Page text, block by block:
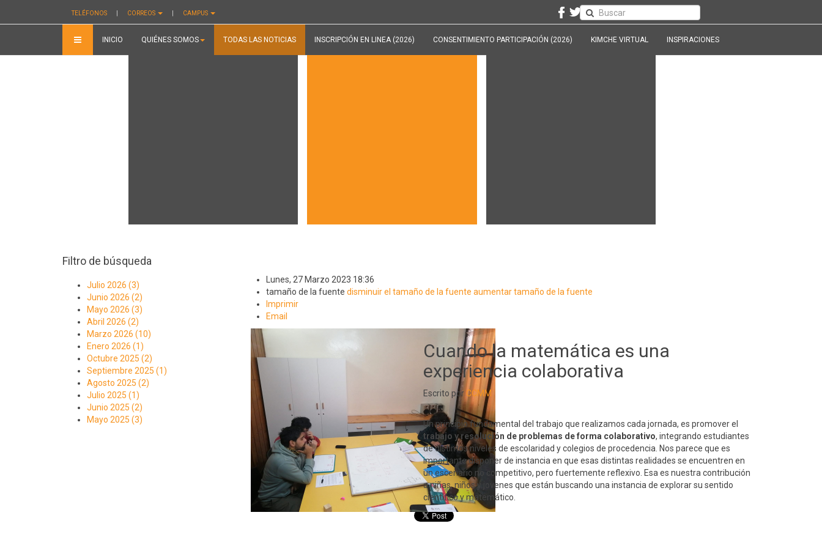
TELÉFONOS CORREOS CAMPUS
INICIO QUIÉNES SOMOS TODAS LAS NOTICIAS INSCRIPCIÓN EN LINEA (2026) CONSENTIMIENTO PARTICIPACIÓN (2026) KIMCHE VIRTUAL INSPIRACIONES
Lunes, 27 Marzo 2023 18:36
tamaño de la fuente disminuir el tamaño de la fuente aumentar tamaño de la fuente
Imprimir
Email
Cuando la matemática es una
experiencia colaborativa
Escrito por CCMM
Un principio fundamental del trabajo que realizamos cada jornada, es promover el
trabajo y resolución de problemas de forma colaborativo, integrando estudiantes
de distintos niveles de escolaridad y colegios de procedencia. Nos parece que es
importante disponer de instancia en que esas distintas realidades se encuentren en
un escenario no competitivo, pero fuertemente reflexivo. Esa es nuestra contribución
a niñas, niños y jovenes que están buscando una instancia de explorar su sentido
científico y matemático.
Filtro de búsqueda
Julio 2026 (3)
Junio 2026 (2)
Mayo 2026 (3)
Abril 2026 (2)
Marzo 2026 (10)
Enero 2026 (1)
Octubre 2025 (2)
Septiembre 2025 (1)
Agosto 2025 (2)
Julio 2025 (1)
Junio 2025 (2)
Mayo 2025 (3)